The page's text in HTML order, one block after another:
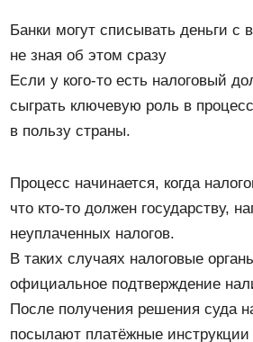
Банки могут списывать деньги с
не зная об этом сразу
Если у кого-то есть налоговый
сыграть ключевую роль в
в пользу страны.
Процесс начинается, когда
что кто-то должен государству,
неуплаченных налогов.
В таких случаях налоговые
официальное подтверждение
После получения решения суда
посылают платёжные инструкции